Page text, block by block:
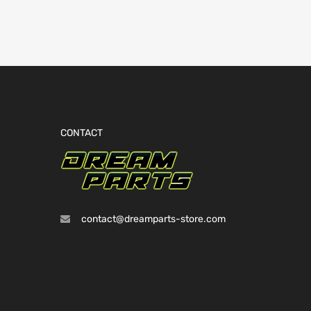
CONTACT
contact@dreamparts-store.com